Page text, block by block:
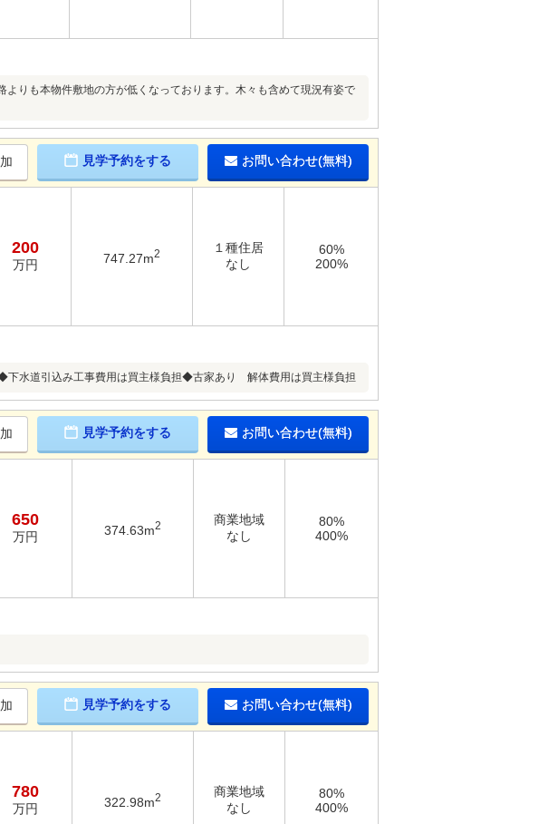
りも本物件敷地の方が低くなっております。木々も含めて現況有姿で
見学予約をする お問い合わせ(無料)
200
万円 747.27m2
１種住居
なし
60%
200%
水道引込み工事費用は買主様負担◆古家あり 解体費用は買主様負担
見学予約をする お問い合わせ(無料)
650
万円 374.63m2
商業地域
なし
80%
400%
見学予約をする お問い合わせ(無料)
780
万円 322.98m2
商業地域
なし
80%
400%